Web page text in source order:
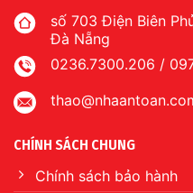
số 703 Điện Biên
Đà Nẵng
0236.7300.206 /
CHÍNH SÁCH CHUNG
Chính sách bảo hành